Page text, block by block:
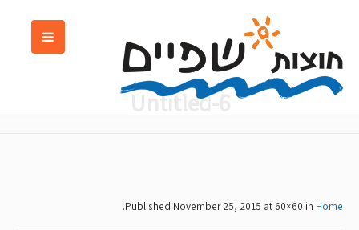
Untitled-6
Published November 25, 2015 at 60×60 in Home
.